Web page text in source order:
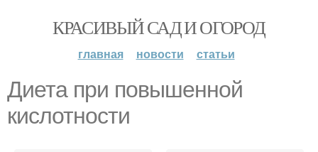
КРАСИВЫЙ САД И ОГОРОД
главная новости статьи
Диета при повышенной
кислотности